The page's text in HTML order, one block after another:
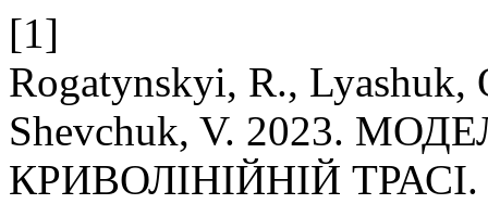
[1]
Rogatynskyi, R., Lyashuk,
Shevchuk, V. 2023.
КРИВОЛІНІЙНІЙ ТРАСІ.